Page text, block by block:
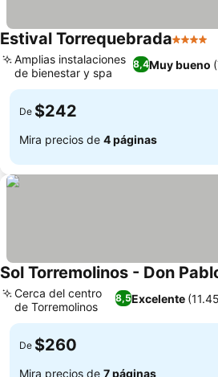
Estival Torrequebrada4
8,4Muy bueno
Amplias instalaciones
de bienestar y spa
De $242
Mira precios de 4 páginas
Sol Torremolinos - Don
8,5Excelente
Cerca del centro
de Torremolinos
De $260
Mira precios de 7 páginas